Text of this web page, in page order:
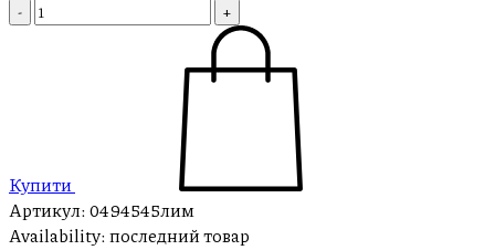
- +
Купити
Артикул:0494545лим
Availability:последний товар